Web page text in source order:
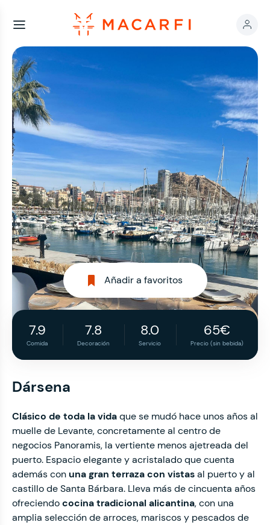
Añadir a favoritos
7.9
Comida
7.8
Decoración
8.0
Servicio
65€
Precio (sin bebida)
Dársena
Clásico de toda la vidaque se mudó hace unos años al
muelle de Levante, concretamente al centro de
negocios Panoramis, la vertiente menos ajetreada del
puerto. Espacio elegante y acristalado que cuenta
además conuna gran terraza con vistasal puerto y al
castillo de Santa Bárbara. Lleva más de cincuenta años
ofreciendococina tradicional alicantina, con una
amplia selección de arroces, mariscos y pescados de